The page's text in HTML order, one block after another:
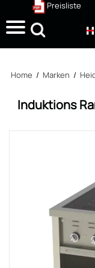
Preisliste
Home / Marken /
Induktions